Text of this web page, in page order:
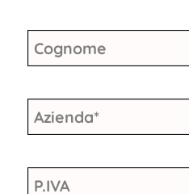
Cognome
Azienda*
P.IVA